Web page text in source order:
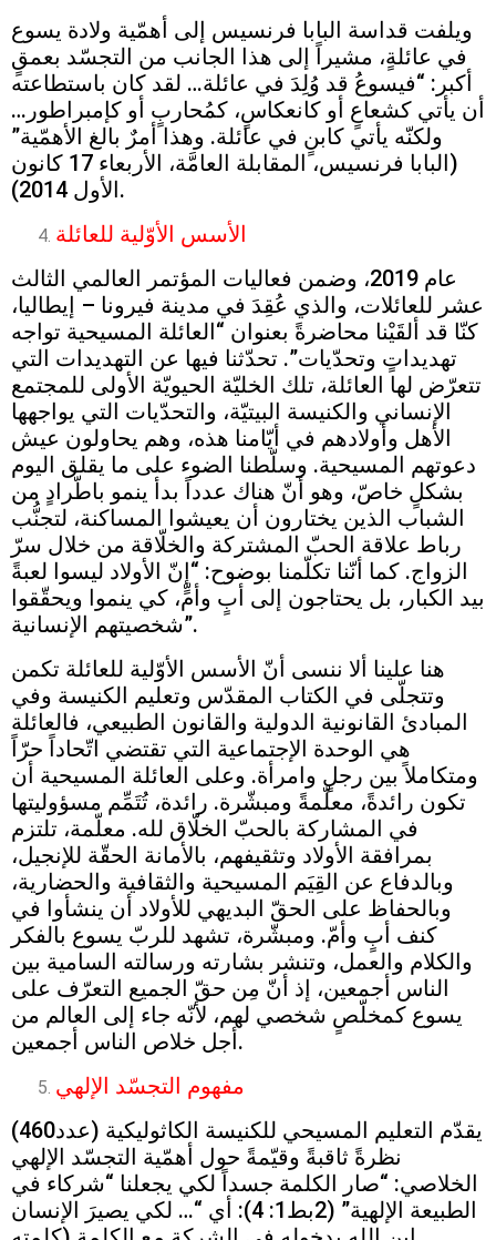
ويلفت قداسة البابا فرنسيس إلى أهمّية ولادة يسوع
في عائلةٍ، مشيراً إلى هذا الجانب من التجسّد بعمقٍ
أكبر: “فيسوعُ قد وُلِدَ في عائلة… لقد كان باستطاعته
أن يأتي كشعاعٍ أو كانعكاسٍ، كمُحاربٍ أو كإمبراطور…
ولكنّه يأتي كابنٍ في عائلة. وهذا أمرٌ بالغ الأهمّية”
(البابا فرنسيس، المقابلة العامَّة، الأربعاء 17 كانون
الأول 2014).
الأسس الأوّلية للعائلة
عام 2019، وضمن فعاليات المؤتمر العالمي الثالث
عشر للعائلات، والذي عُقِدَ في مدينة فيرونا – إيطاليا،
كنّا قد ألقَيْنا محاضرةً بعنوان “العائلة المسيحية تواجه
تهديداتٍ وتحدّيات”. تحدّثنا فيها عن التهديدات التي
تتعرّض لها العائلة، تلك الخليّة الحيويّة الأولى للمجتمع
الإنساني والكنيسة البيتيّة، والتحدّيات التي يواجهها
الأهل وأولادهم في أيّامنا هذه، وهم يحاولون عيش
دعوتهم المسيحية. وسلّطنا الضوء على ما يقلق اليوم
بشكلٍ خاصّ، وهو أنّ هناك عدداً بدأ ينمو باطّرادٍ من
الشباب الذين يختارون أن يعيشوا المساكنة، لتجنُّب
رباط علاقة الحبّ المشتركة والخلّاقة من خلال سرّ
الزواج. كما أنّنا تكلّمنا بوضوح: “إنّ الأولاد ليسوا لعبةً
بيد الكبار، بل يحتاجون إلى أبٍ وأمٍّ، كي ينموا ويحقّقوا
شخصيتهم الإنسانية”.
هنا علينا ألا ننسى أنّ الأسس الأوّلية للعائلة تكمن
وتتجلّى في الكتاب المقدّس وتعليم الكنيسة وفي
المبادئ القانونية الدولية والقانون الطبيعي، فالعائلة
هي الوحدة الإجتماعية التي تقتضي اتّحاداً حرّاً
ومتكاملاً بين رجلٍ وامرأة. وعلى العائلة المسيحية أن
تكون رائدةً، معلّمةً ومبشّرة. رائدة، تُتَمِّم مسؤوليتها
في المشاركة بالحبّ الخلّاق لله. معلّمة، تلتزم
بمرافقة الأولاد وتثقيفهم، بالأمانة الحقّة للإنجيل،
وبالدفاع عن القِيَم المسيحية والثقافية والحضارية،
وبالحفاظ على الحقّ البديهي للأولاد أن ينشأوا في
كنف أبٍ وأمّ. ومبشّرة، تشهد للربّ يسوع بالفكر
والكلام والعمل، وتنشر بشارته ورسالته السامية بين
الناس أجمعين، إذ أنّ مِن حقّ الجميع التعرّف على
يسوع كمخلّصٍ شخصي لهم، لأنّه جاء إلى العالم من
أجل خلاص الناس أجمعين.
مفهوم التجسّد الإلهي
يقدّم التعليم المسيحي للكنيسة الكاثوليكية (عدد460)
نظرةً ثاقبةً وقيّمةً حول أهمّية التجسّد الإلهي
الخلاصي: “صار الكلمة جسداً لكي يجعلنا “شركاء في
الطبيعة الإلهية” (2بط1: 4): أي “… لكي يصيرَ الإنسان